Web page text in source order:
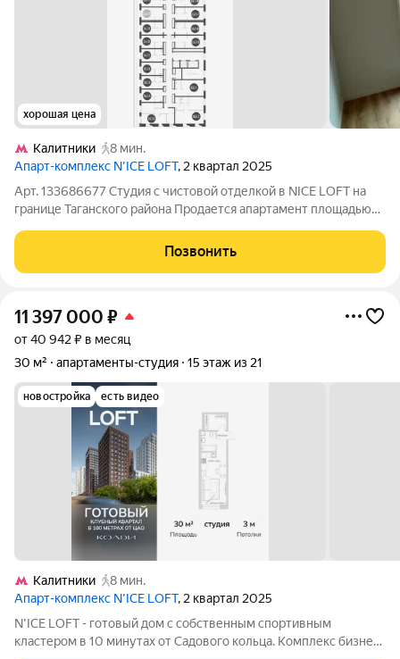
хорошая цена
Калитники
8 мин.
Апарт-комплекс N’ICE LOFT, 2 квартал 2025
Арт. 133686677 Студия с чистовой отделкой в NICE LOFT на
границе Таганского района Продается апартамент площадью
LOFT. Лот полностью готов к финишному обустройству
выполнена чистовая
Позвонить
11 397 000 ₽
от 40 942 ₽ в месяц
30 м²
апартаменты-студия 15 этаж из 21
новостройка есть видео
Калитники
8 мин.
Апарт-комплекс N’ICE LOFT, 2 квартал 2025
N'ICE LOFT - готовый дом с собственным спортивным
кластером в 10 минутах от Садового кольца. Комплекс бизнес-